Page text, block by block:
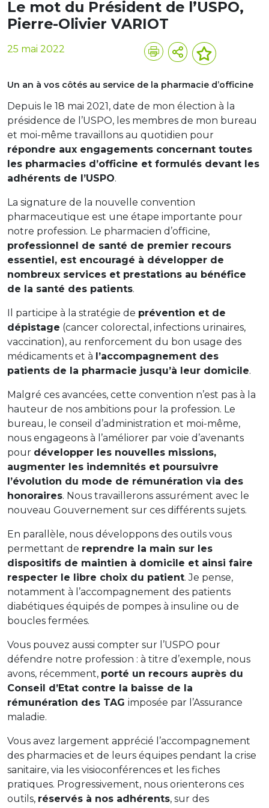
Le mot du Président de l’USPO,
Pierre-Olivier VARIOT
25 mai 2022
Un an à vos côtés au service de la pharmacie d’officine
Depuis le 18 mai 2021, date de mon élection à la
présidence de l’USPO, les membres de mon bureau
et moi-même travaillons au quotidien pour
répondre aux engagements concernant toutes
les pharmacies d’officine et formulés devant les
adhérents de l’USPO.
La signature de la nouvelle convention
pharmaceutique est une étape importante pour
notre profession. Le pharmacien d’officine,
professionnel de santé de premier recours
essentiel, est encouragé à développer de
nombreux services et prestations au bénéfice
de la santé des patients.
Il participe à la stratégie de prévention et de
dépistage (cancer colorectal, infections urinaires,
vaccination), au renforcement du bon usage des
médicaments et à l’accompagnement des
patients de la pharmacie jusqu’à leur domicile.
Malgré ces avancées, cette convention n’est pas à la
hauteur de nos ambitions pour la profession. Le
bureau, le conseil d’administration et moi-même,
nous engageons à l’améliorer par voie d’avenants
pour développer les nouvelles missions,
augmenter les indemnités et poursuivre
l’évolution du mode de rémunération via des
honoraires. Nous travaillerons assurément avec le
nouveau Gouvernement sur ces différents sujets.
En parallèle, nous développons des outils vous
permettant de reprendre la main sur les
dispositifs de maintien à domicile et ainsi faire
respecter le libre choix du patient. Je pense,
notamment à l’accompagnement des patients
diabétiques équipés de pompes à insuline ou de
boucles fermées.
Vous pouvez aussi compter sur l’USPO pour
défendre notre profession : à titre d’exemple, nous
avons, récemment, porté un recours auprès du
Conseil d’Etat contre la baisse de la
rémunération des TAG imposée par l’Assurance
maladie.
Vous avez largement apprécié l’accompagnement
des pharmacies et de leurs équipes pendant la crise
sanitaire, via les visioconférences et les fiches
pratiques. Progressivement, nous orienterons ces
outils, réservés à nos adhérents, sur des